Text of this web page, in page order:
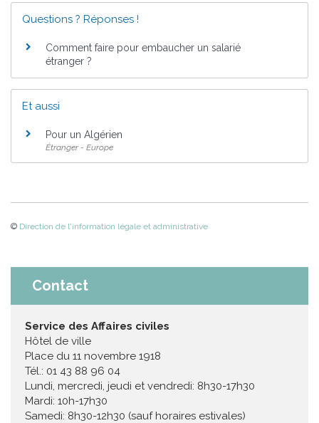
Questions ? Réponses !
Comment faire pour embaucher un salarié
étranger ?
Et aussi
Pour un Algérien
Étranger - Europe
© Direction de l'information légale et administrative
Contact
Service des Affaires civiles
Hôtel de ville
Place du 11 novembre 1918
Tél.: 01 43 88 96 04
Lundi, mercredi, jeudi et vendredi: 8h30-17h30
Mardi: 10h-17h30
Samedi: 8h30-12h30 (sauf horaires estivales)